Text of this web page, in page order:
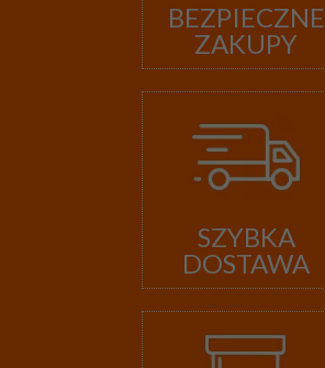
BEZPIECZNE
ZAKUPY
SZYBKA
DOSTAWA